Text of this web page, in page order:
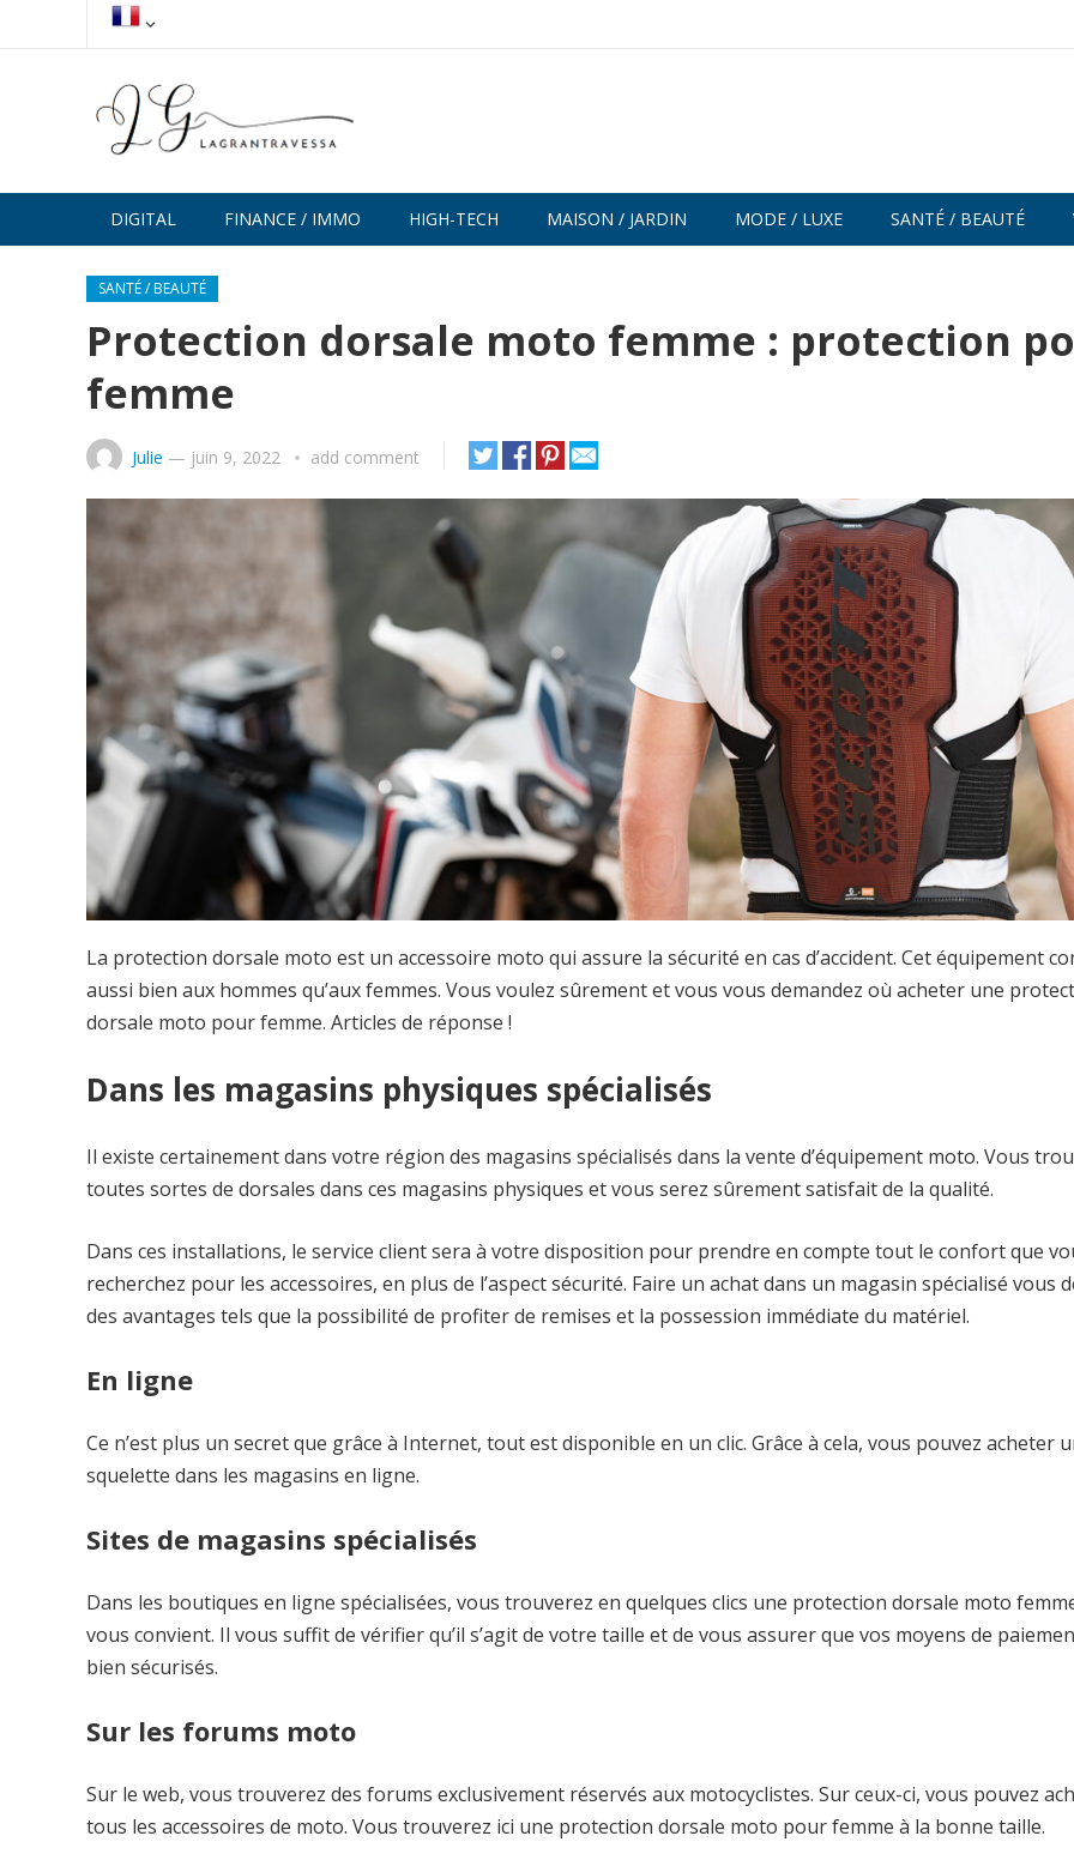
DIGITAL FINANCE / IMMO HIGH-TECH MAISON / JARDIN MODE / LUXE SANTÉ / BEAUTÉ
SANTÉ / BEAUTÉ
Protection dorsale moto femme : protection
femme
Julie — juin 9, 2022 add comment
La protection dorsale moto est un accessoire moto qui assure la sécurité en cas d’accident. Cet équipement
aussi bien aux hommes qu’aux femmes. Vous voulez sûrement et vous vous demandez où acheter une
dorsale moto pour femme. Articles de réponse !
Dans les magasins physiques spécialisés
Il existe certainement dans votre région des magasins spécialisés dans la vente d’équipement moto. Vous
toutes sortes de dorsales dans ces magasins physiques et vous serez sûrement satisfait de la qualité.
Dans ces installations, le service client sera à votre disposition pour prendre en compte tout le confort que
recherchez pour les accessoires, en plus de l’aspect sécurité. Faire un achat dans un magasin spécialisé vous
des avantages tels que la possibilité de profiter de remises et la possession immédiate du matériel.
En ligne
Ce n’est plus un secret que grâce à Internet, tout est disponible en un clic. Grâce à cela, vous pouvez acheter
squelette dans les magasins en ligne.
Sites de magasins spécialisés
Dans les boutiques en ligne spécialisées, vous trouverez en quelques clics une protection dorsale moto
vous convient. Il vous suffit de vérifier qu’il s’agit de votre taille et de vous assurer que vos moyens de
bien sécurisés.
Sur les forums moto
Sur le web, vous trouverez des forums exclusivement réservés aux motocyclistes. Sur ceux-ci, vous pouvez
tous les accessoires de moto. Vous trouverez ici une protection dorsale moto pour femme à la bonne taille.